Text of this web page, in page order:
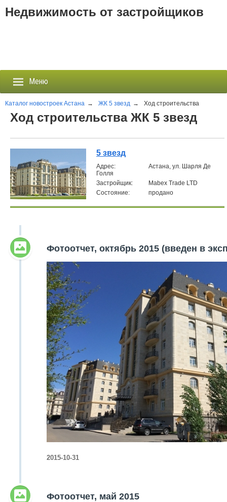
Недвижимость от застройщиков
Меню
Новости
События
Объявления
Каталог новостроек Астана → ЖК 5 звезд → Ход строительства
Ход строительства ЖК 5 звезд
5 звезд
Aдрес:
Астана, ул. Шарля Де
Голля
Застройщик:
Mabex Trade LTD
Состояние:
продано
Фотоотчет, октябрь 2015 (введен в
2015-10-31
Фотоотчет, май 2015